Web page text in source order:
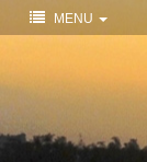
MENU